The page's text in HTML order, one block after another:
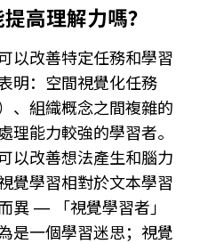
高理解力嗎？
以改善特定任務和學習
明：空間視覺化任務
、組織概念之間複雜的
理能力較強的學習者。
以改善想法產生和腦力
覺學習相對於文本學習
異 — 「視覺學習者」
是一個學習迷思；視覺